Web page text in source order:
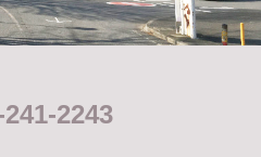
241-2243